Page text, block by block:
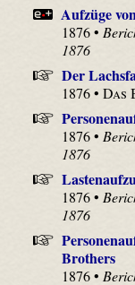
Aufzüge
1876 •
1876
Der
1876 •Das
1876 •
1876
1876 •
1876
Brothers
1876 •